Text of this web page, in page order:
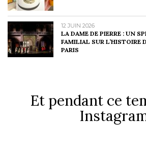
12 JUIN 2026
LA DAME DE PIERRE : UN
FAMILIAL SUR L’HISTOIRE
PARIS
Et pendant ce